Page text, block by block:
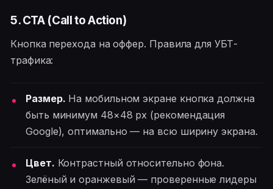
5. CTA (Call to Action)
Кнопка перехода на оффер. Правила для УБТ-
трафика:
Размер. На мобильном экране кнопка должна
быть минимум 48×48 px (рекомендация
Google), оптимально — на всю ширину экрана.
Цвет. Контрастный относительно фона.
Зелёный и оранжевый — проверенные лидеры